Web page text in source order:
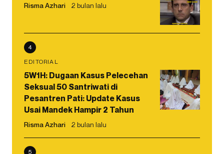
Risma Azhari 2 bulan lalu
4
EDITORIAL
5W1H: Dugaan Kasus Pelecehan
Seksual 50 Santriwati di
Pesantren Pati: Update Kasus
Usai Mandek Hampir 2 Tahun
Risma Azhari 2 bulan lalu
5